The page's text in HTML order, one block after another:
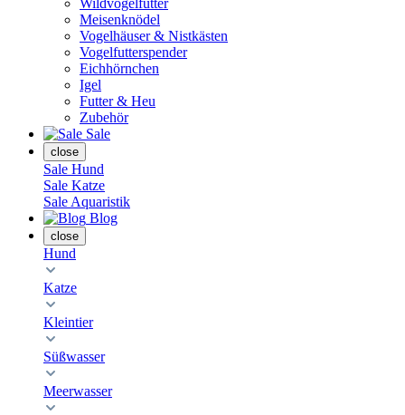
Wildvogelfutter
Meisenknödel
Vogelhäuser & Nistkästen
Vogelfutterspender
Eichhörnchen
Igel
Futter & Heu
Zubehör
Sale
close
Sale Hund
Sale Katze
Sale Aquaristik
Blog
close
Hund
Katze
Kleintier
Süßwasser
Meerwasser